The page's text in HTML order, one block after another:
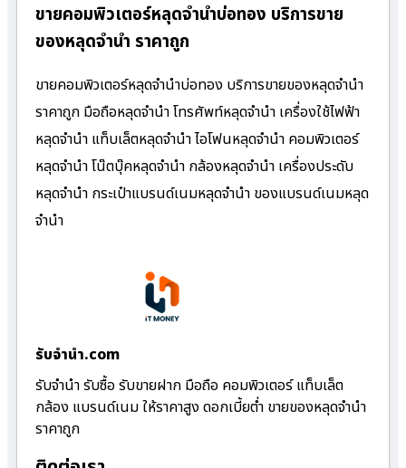
ขายคอมพิวเตอร์หลุดจำนำบ่อทอง บริการขาย
ของหลุดจำนำ ราคาถูก
ขายคอมพิวเตอร์หลุดจำนำบ่อทอง บริการขายของหลุดจำนำ
ราคาถูก มือถือหลุดจำนำ โทรศัพท์หลุดจำนำ เครื่องใช้ไฟฟ้า
หลุดจำนำ แท็บเล็ตหลุดจำนำ ไอโฟนหลุดจำนำ คอมพิวเตอร์
หลุดจำนำ โน๊ตบุ๊คหลุดจำนำ กล้องหลุดจำนำ เครื่องประดับ
หลุดจำนำ กระเป๋าแบรนด์เนมหลุดจำนำ ของแบรนด์เนมหลุด
จำนำ
รับจํานํา.com
รับจำนำ รับซื้อ รับขายฝาก มือถือ คอมพิวเตอร์ แท็บเล็ต
กล้อง แบรนด์เนม ให้ราคาสูง ดอกเบี้ยต่ำ ขายของหลุดจำนำ
ราคาถูก